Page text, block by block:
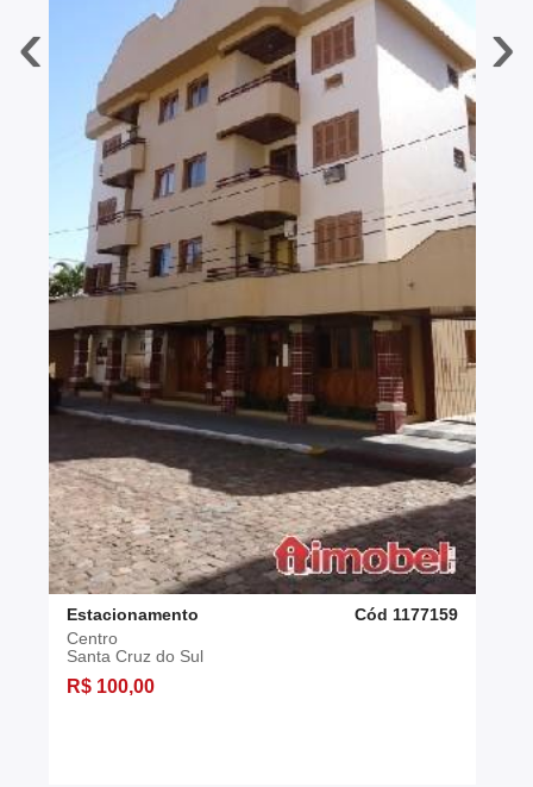
‹
Estacionamento
Cód 1177159
Centro
Santa Cruz do Sul
R$ 100,00
›